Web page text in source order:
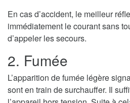
En cas d’accident, le meilleur
immédiatement le courant sans
d’appeler les secours.
2. Fumée
L’apparition de fumée légère
sont en train de surchauffer. Il